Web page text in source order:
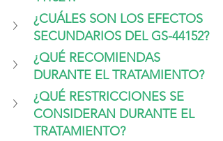
¿CUÁLES SON LOS EFECTOS
SECUNDARIOS DEL GS-44152?
¿QUÉ RECOMIENDAS
DURANTE EL TRATAMIENTO?
¿QUÉ RESTRICCIONES SE
CONSIDERAN DURANTE EL
TRATAMIENTO?